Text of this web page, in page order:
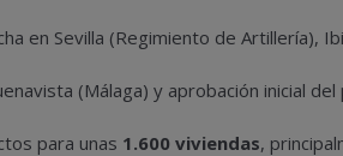
en Sevilla (Regimiento de Artillería),
(Málaga) y aprobación inicial
para unas 1.600 viviendas,